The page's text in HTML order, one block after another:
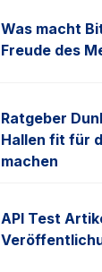
Was macht
Freude des
Ratgeber
Hallen fit für
machen
API Test